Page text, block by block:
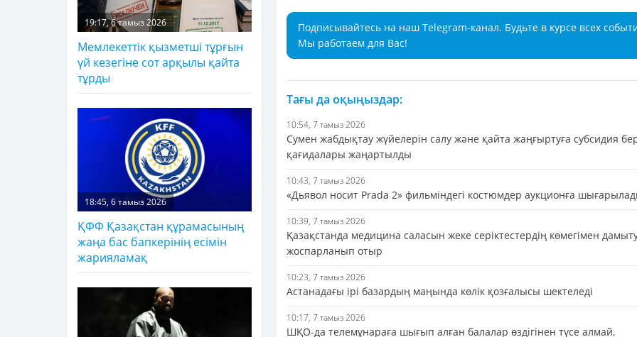
Подписывайтесь на наш Telegram-канал. Будьте в курсе всех
Мы работаем для Вас!
Тағы да оқыңыздар:
10:54, 7 тамыз 2026
Сумен жабдықтау жүйелерін салу және қайта жаңғыртуға субсидия
қағидалары жаңартылды
10:43, 7 тамыз 2026
«Дьявол носит Prada 2» фильміндегі костюмдер аукционға
10:39, 7 тамыз 2026
Қазақстанда медицина саласын жеке серіктестердің көмегімен
жоспарланып отыр
10:23, 7 тамыз 2026
Астанадағы ірі базардың маңында көлік қозғалысы шектеледі
10:17, 7 тамыз 2026
ШҚО-да телемұнараға шығып алған балалар өздігінен түсе алмай,
19:17, 6 тамыз 2026
Мемлекеттік қызметші тұрғын
үй кезегіне сот арқылы қайта
тұрды
18:45, 6 тамыз 2026
ҚФФ Қазақстан құрамасының
жаңа бас бапкерінің есімін
жарияламақ